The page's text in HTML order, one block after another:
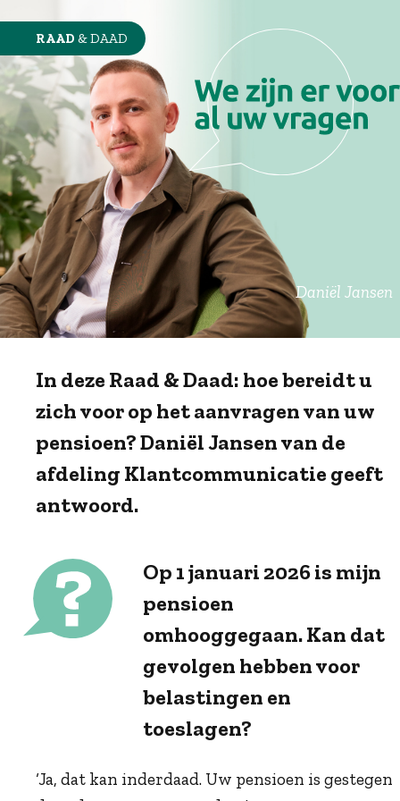
RAAD & DAAD
Daniël Jansen
In deze Raad & Daad: hoe bereidt u
zich voor op het aanvragen van uw
pensioen? Daniël Jansen van de
afdeling Klantcommunicatie geeft
antwoord.
Op 1 januari 2026 is mijn
pensioen
omhooggegaan. Kan dat
gevolgen hebben voor
belastingen en
toeslagen?
‘Ja, dat kan inderdaad. Uw pensioen is gestegen